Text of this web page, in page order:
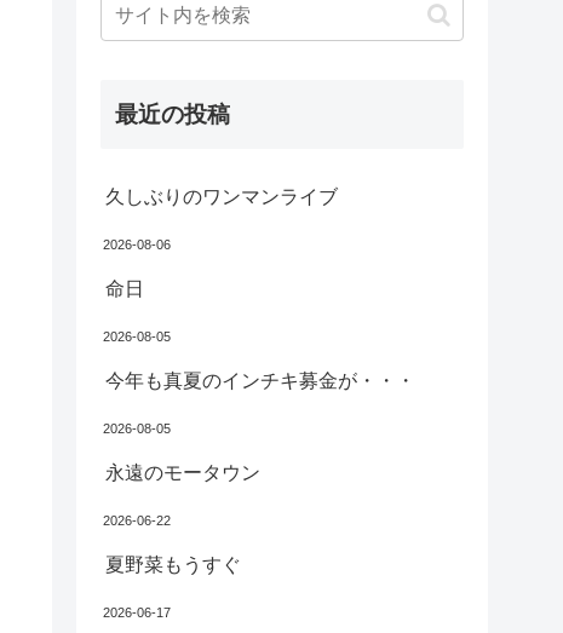
最近の投稿
久しぶりのワンマンライブ
2026-08-06
命日
2026-08-05
今年も真夏のインチキ募金が・・・
2026-08-05
永遠のモータウン
2026-06-22
夏野菜もうすぐ
2026-06-17